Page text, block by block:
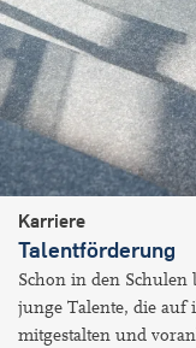
Karriere
Talentförderung
Schon in den
junge Talente, die auf
mitgestalten und